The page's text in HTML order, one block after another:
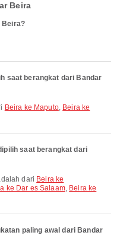
Beira
Beira?
saat berangkat dari Bandar
Beira ke Maputo, Beira ke
saat berangkat dari
dari Beira ke
ke Dar es Salaam, Beira ke
paling awal dari Bandar